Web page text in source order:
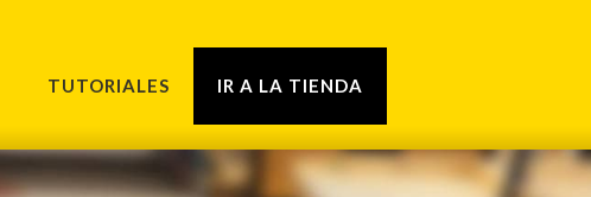
TUTORIALES IR A LA TIENDA